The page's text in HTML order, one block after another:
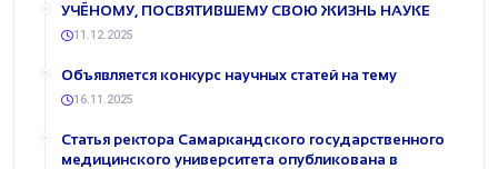
УЧЁНОМУ, ПОСВЯТИВШЕМУ СВОЮ ЖИЗНЬ НАУКЕ
11.12.2025
​Объявляется конкурс научных статей на тему
16.11.2025
Статья ректора Самаркандского государственного
медицинского университета опубликована в